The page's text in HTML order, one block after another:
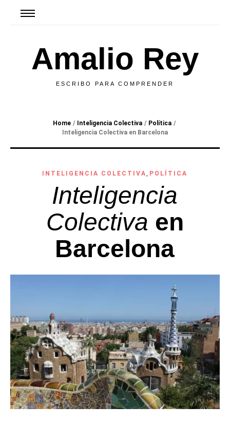
Amalio Rey
ESCRIBO PARA COMPRENDER
Home / Inteligencia Colectiva / Política /
Inteligencia Colectiva en Barcelona
INTELIGENCIA COLECTIVA, POLÍTICA
Inteligencia
Colectiva en
Barcelona